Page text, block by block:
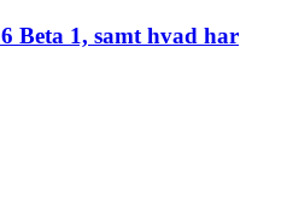
Beta 1, samt hvad har